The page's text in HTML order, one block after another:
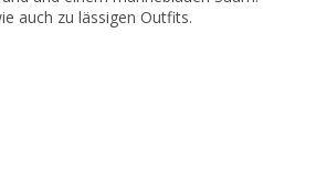
auch zu lässigen Outfits.